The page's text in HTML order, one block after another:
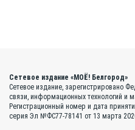
Сетевое издание «МОЁ! Белгород»
Сетевое издание, зарегистрировано
связи, информационных технологий и
Регистрационный номер и дата
серия Эл №ФС77-78141 от 13 марта